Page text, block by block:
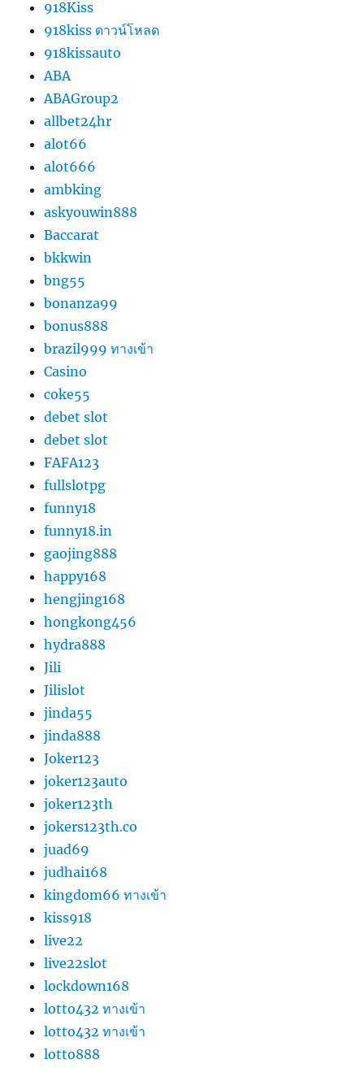
918Kiss
918kiss ดาวน์โหลด
918kissauto
ABA
ABAGroup2
allbet24hr
alot66
alot666
ambking
askyouwin888
Baccarat
bkkwin
bng55
bonanza99
bonus888
brazil999 ทางเข้า
Casino
coke55
debet slot
debet slot
FAFA123
fullslotpg
funny18
funny18.in
gaojing888
happy168
hengjing168
hongkong456
hydra888
Jili
Jilislot
jinda55
jinda888
Joker123
joker123auto
joker123th
jokers123th.co
juad69
judhai168
kingdom66 ทางเข้า
kiss918
live22
live22slot
lockdown168
lotto432 ทางเข้า
lotto432 ทางเข้า
lotto888